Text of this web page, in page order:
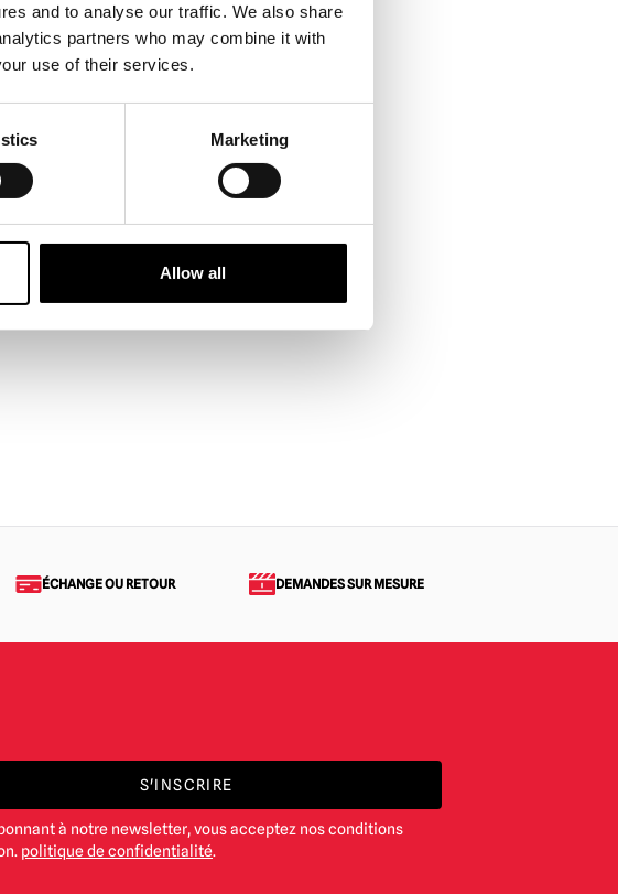
and to analyse our traffic. We also share
partners who may combine it with
use of their services.
Marketing
Allow all
ÉCHANGE OU RETOUR DEMANDES SUR MESURE
S'INSCRIRE
à notre newsletter, vous acceptez nos conditions
politique de confidentialité.